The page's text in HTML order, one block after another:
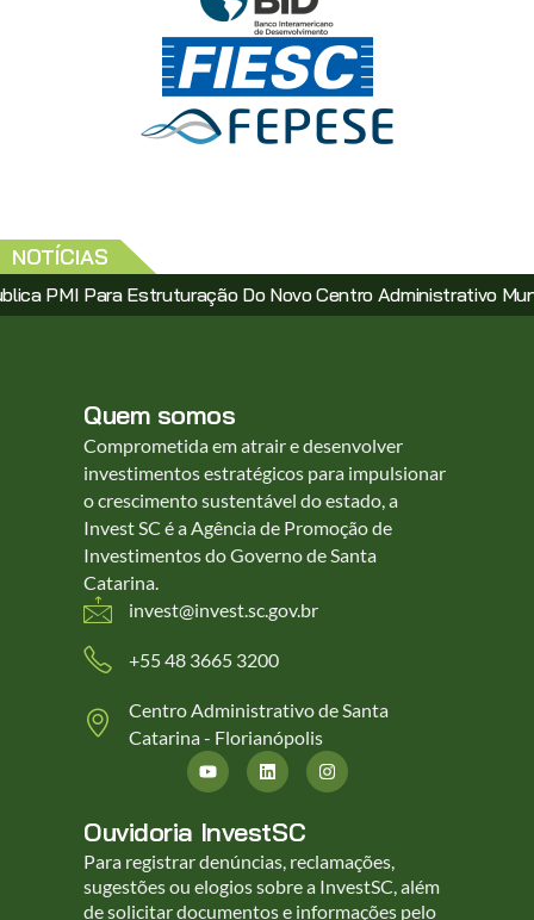
NOTÍCIAS
Estruturação Do Novo Centro Administrativo Municipal
Quem somos
Comprometida em atrair e desenvolver
investimentos estratégicos para impulsionar
o crescimento sustentável do estado, a
Invest SC é a Agência de Promoção de
Investimentos do Governo de Santa
Catarina.
invest@invest.sc.gov.br
+55 48 3665 3200
Centro Administrativo de Santa
Catarina - Florianópolis
Ouvidoria InvestSC
Para registrar denúncias, reclamações,
sugestões ou elogios sobre a InvestSC, além
de solicitar documentos e informações pelo